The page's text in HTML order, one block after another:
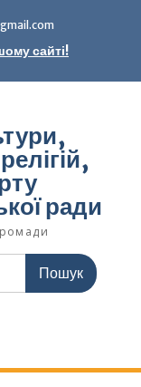
сайті!
ради